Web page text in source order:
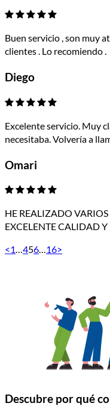
Buen servicio , son muy
clientes . Lo recomiendo .
Diego
Excelente servicio. Muy
necesitaba. Volvería a
Omari
HE REALIZADO
EXCELENTE CALIDAD
<1…456…16>
Descubre por qué